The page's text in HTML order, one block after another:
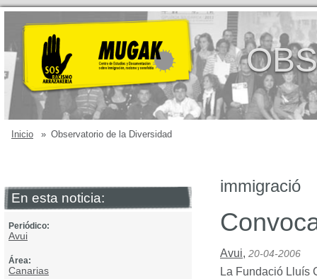
Inicio » Observatorio de la Diversidad
En esta noticia:
Periódico:
Avui
Área:
Canarias
immigració
Avui, 20-04-2006
La Fundació Lluís